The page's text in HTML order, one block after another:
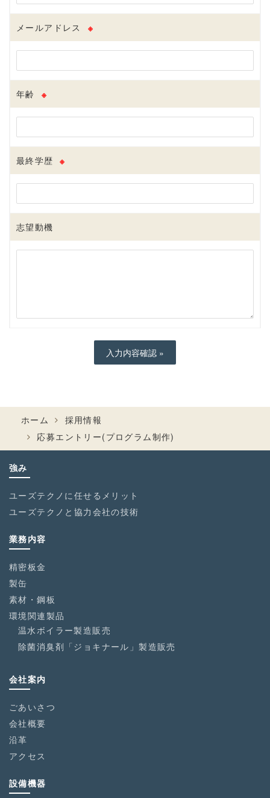
メールアドレス ※
年齢 ※
最終学歴 ※
志望動機
ホーム
採用情報
応募エントリー(プログラム制作)
強み
ユーズテクノに任せるメリット
ユーズテクノと協力会社の技術
業務内容
精密板金
製缶
素材・鋼板
環境関連製品
温水ボイラー製造販売
除菌消臭剤「ジョキナール」製造販売
会社案内
ごあいさつ
会社概要
沿革
アクセス
設備機器